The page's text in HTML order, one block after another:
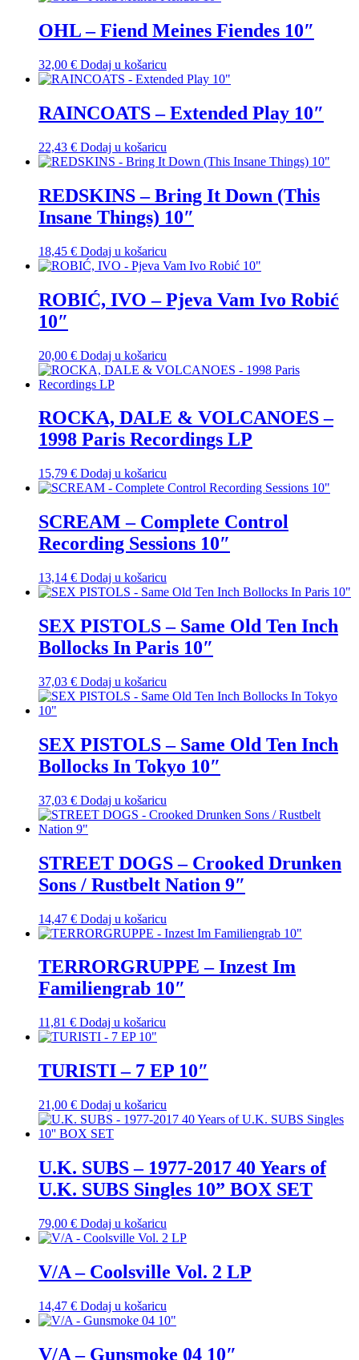
OHL – Fiend Meines Fiendes 10″
32,00 € Dodaj u košaricu
RAINCOATS – Extended Play 10″
22,43 € Dodaj u košaricu
REDSKINS – Bring It Down (This
Insane Things) 10″
18,45 € Dodaj u košaricu
ROBIĆ, IVO – Pjeva Vam Ivo Robić
10″
20,00 € Dodaj u košaricu
ROCKA, DALE & VOLCANOES –
1998 Paris Recordings LP
15,79 € Dodaj u košaricu
SCREAM – Complete Control
Recording Sessions 10″
13,14 € Dodaj u košaricu
SEX PISTOLS – Same Old Ten Inch
Bollocks In Paris 10″
37,03 € Dodaj u košaricu
SEX PISTOLS – Same Old Ten Inch
Bollocks In Tokyo 10″
37,03 € Dodaj u košaricu
STREET DOGS – Crooked Drunken
Sons / Rustbelt Nation 9″
14,47 € Dodaj u košaricu
TERRORGRUPPE – Inzest Im
Familiengrab 10″
11,81 € Dodaj u košaricu
TURISTI – 7 EP 10″
21,00 € Dodaj u košaricu
U.K. SUBS – 1977-2017 40 Years of
U.K. SUBS Singles 10” BOX SET
79,00 € Dodaj u košaricu
V/A – Coolsville Vol. 2 LP
14,47 € Dodaj u košaricu
V/A – Gunsmoke 04 10″